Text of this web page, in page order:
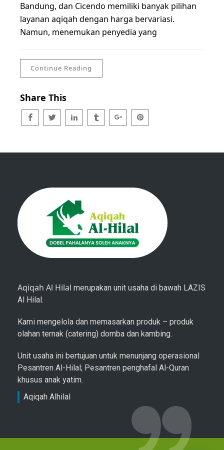
Bandung, dan Cicendo memiliki banyak pilihan
layanan aqiqah dengan harga bervariasi.
Namun, menemukan penyedia yang
Continue Reading
Share This
Aqiqah Al Hilal merupakan unit usaha di bawah LAZIS
Al Hilal.
Kami mengelola dan memasarkan produk – produk
olahan ternak (catering) domba dan kambing.
Unit usaha ini bertujuan untuk menunjang operasional
Pesantren Al-Hilal; Pesantren penghafal Al-Quran
khusus anak yatim.
Aqiqah Alhilal